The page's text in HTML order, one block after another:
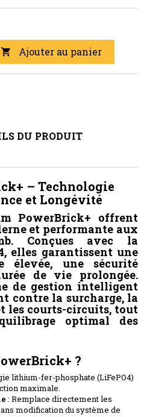
 Ajouter au panier
DU PRODUIT
– Technologie
et Longévité
PowerBrick+ offrent
et performante aux
Conçues avec la
elles garantissent une
élevée, une sécurité
de vie prolongée.
de gestion intelligent
contre la surcharge, la
les courts-circuits, tout
optimal des
?
lithium-fer-phosphate (LiFePO4)
maximale.
: Remplace directement les
modification du système de